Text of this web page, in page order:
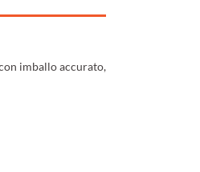
imballo accurato,